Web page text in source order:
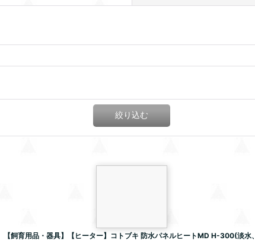
絞り込む
【飼育用品・器具】【ヒーター】コトブキ 防水パネルヒートMD H-300(淡水、